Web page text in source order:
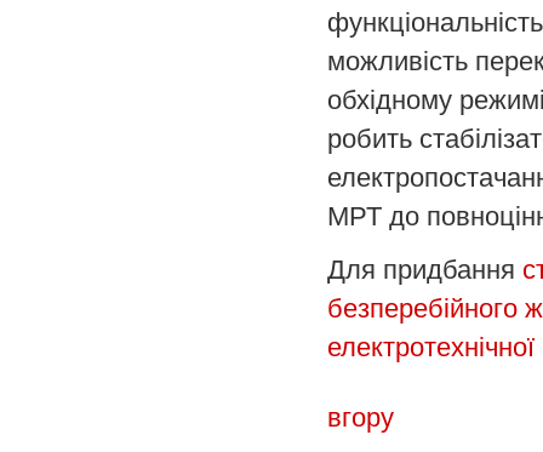
можливість
обхідному
робить
МРТ до
Для придбання
безперебійного
електротехнічної
вгору